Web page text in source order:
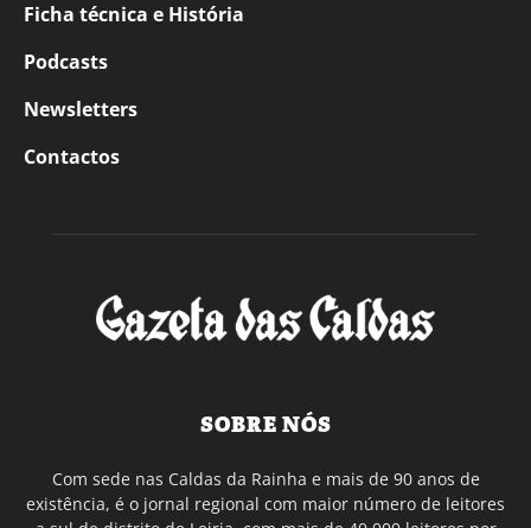
Ficha técnica e História
Podcasts
Newsletters
Contactos
SOBRE NÓS
Com sede nas Caldas da Rainha e mais de 90 anos de
existência, é o jornal regional com maior número de leitores